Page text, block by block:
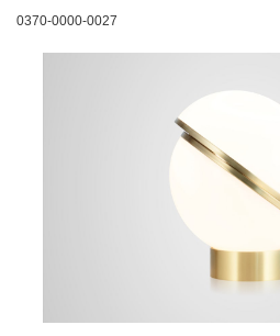
0370-0000-0027